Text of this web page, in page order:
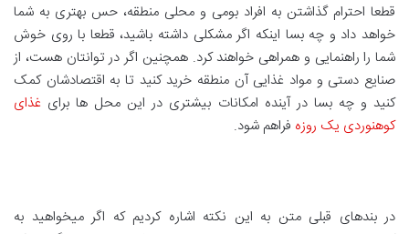
قطعا احترام گذاشتن به افراد بومی و محلی منطقه، حس بهتری به شما
خواهد داد و چه بسا اینکه اگر مشکلی داشته باشید، قطعا با روی خوش
شما را راهنمایی و همراهی خواهند کرد. همچنین اگر در توانتان هست، از
صنایع دستی و مواد غذایی آن منطقه خرید کنید تا به اقتصادشان کمک
کنید و چه بسا در آینده امکانات بیشتری در این محل ها برای غذای
کوهنوردی یک روزه فراهم شود.
در بندهای قبلی متن به این نکته اشاره کردیم که اگر میخواهید به